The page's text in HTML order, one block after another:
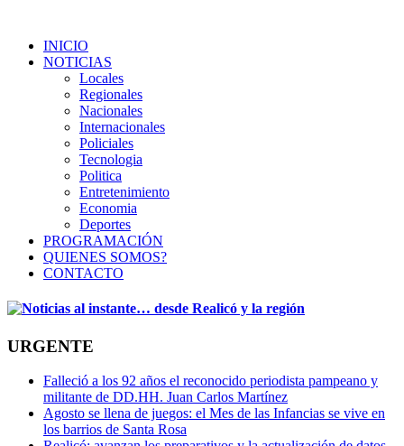
INICIO
NOTICIAS
Locales
Regionales
Nacionales
Internacionales
Policiales
Tecnologia
Politica
Entretenimiento
Economia
Deportes
PROGRAMACIÓN
QUIENES SOMOS?
CONTACTO
URGENTE
Falleció a los 92 años el reconocido periodista pampeano y
militante de DD.HH. Juan Carlos Martínez
Agosto se llena de juegos: el Mes de las Infancias se vive en
los barrios de Santa Rosa